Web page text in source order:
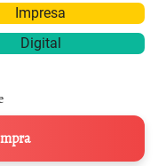
Impresa
Digital